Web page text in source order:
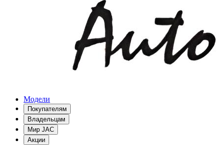
Модели
Покупателям
Владельцам
Мир JAC
Акции